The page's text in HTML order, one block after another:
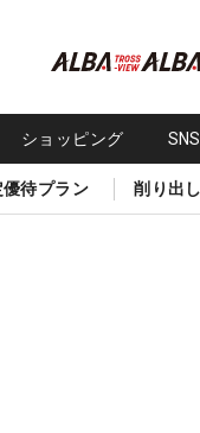
ショッピング
待プラン 削り出